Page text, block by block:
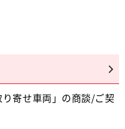
寄せ車両」の商談/ご契